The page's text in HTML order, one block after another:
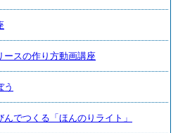
ースの作り方動画講座
う
でつくる「ほんのりライト」